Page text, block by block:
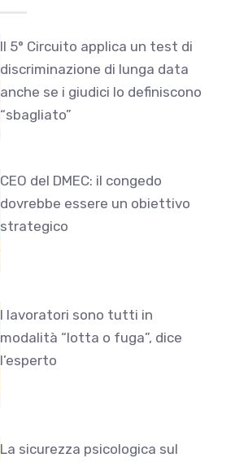
Il 5° Circuito applica un test di
discriminazione di lunga data
anche se i giudici lo definiscono
“sbagliato”
CEO del DMEC: il congedo
dovrebbe essere un obiettivo
strategico
I lavoratori sono tutti in
modalità “lotta o fuga”, dice
l’esperto
La sicurezza psicologica sul